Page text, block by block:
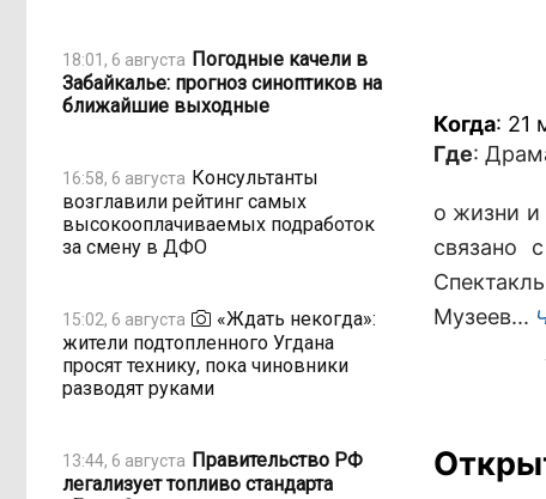
18:01, 6 августа Погодные качели в
Забайкалье: прогноз синоптиков на
ближайшие выходные
16:58, 6 августа Консультанты
возглавили рейтинг самых
высокооплачиваемых подработок
за смену в ДФО
15:02, 6 августа
«Ждать некогда»:
жители подтопленного Угдана
просят технику, пока чиновники
разводят руками
13:44, 6 августа Правительство РФ
легализует топливо стандарта
Когда: 21
Где:
о жизни и
связано
Музеев...